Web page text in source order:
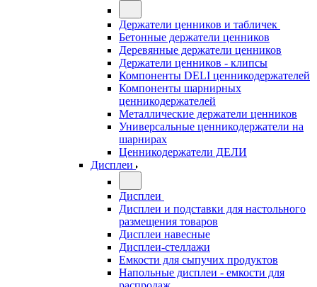
Держатели ценников и табличек
Бетонные держатели ценников
Деревянные держатели ценников
Держатели ценников - клипсы
Компоненты DELI ценникодержателей
Компоненты шарнирных
ценникодержателей
Металлические держатели ценников
Универсальные ценникодержатели на
шарнирах
Ценникодержатели ДЕЛИ
Дисплеи
Дисплеи
Дисплеи и подставки для настольного
размещения товаров
Дисплеи навесные
Дисплеи-стеллажи
Емкости для сыпучих продуктов
Напольные дисплеи - емкости для